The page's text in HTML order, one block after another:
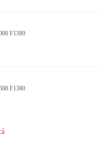
F1380
F1380